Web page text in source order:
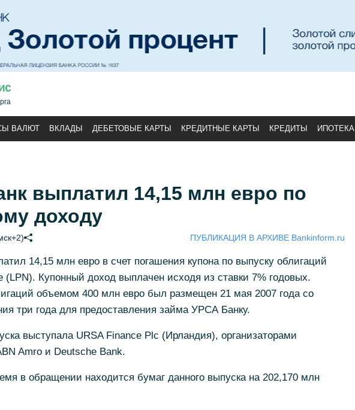
ВАЛЮТ ВКЛАДЫ ДЕБЕТОВЫЕ КАРТЫ КРЕДИТНЫЕ КАРТЫ КРЕДИТЫ ИПОТЕКА
выплатил 14,15 млн евро по
доходу
ПУБЛИКАЦИЯ В АРХИВЕ Bankinform.ru
14,15 млн евро в счет погашения купона по выпуску облигаций
(LPN). Купонный доход выплачен исходя из ставки 7% годовых.
объемом 400 млн евро был размещен 21 мая 2007 года со
три года для предоставления займа УРСА Банку.
выступала URSA Finance Plc (Ирландия), организаторами
Amro и Deutsche Bank.
в обращении находится бумаг данного выпуска на 202,170 млн